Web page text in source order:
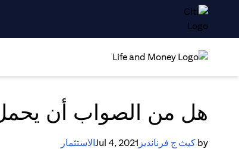
هل من الصواب أن يحمل
by كيث ج فرنانديز Jul 4, 2021الاستثمار